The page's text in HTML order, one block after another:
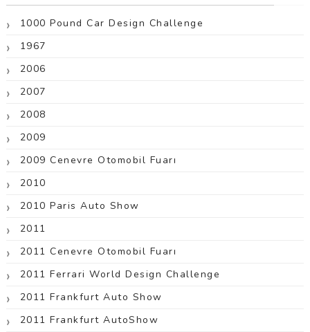
1000 Pound Car Design Challenge
1967
2006
2007
2008
2009
2009 Cenevre Otomobil Fuarı
2010
2010 Paris Auto Show
2011
2011 Cenevre Otomobil Fuarı
2011 Ferrari World Design Challenge
2011 Frankfurt Auto Show
2011 Frankfurt AutoShow